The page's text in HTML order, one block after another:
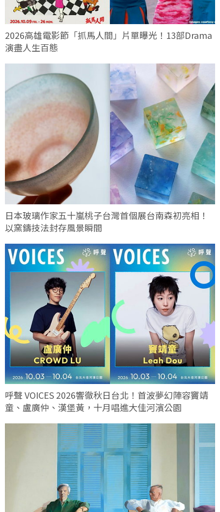
2026高雄電影節「抓馬人間」片單曝光！13部Drama
演盡人生百態
日本玻璃作家五十嵐桃子台灣首個展台南森初亮相！
以窯鑄技法封存風景瞬間
呼聲 VOICES 2026響徹秋日台北！首波夢幻陣容竇靖
童、盧廣仲、漢堡黃，十月唱進大佳河濱公園